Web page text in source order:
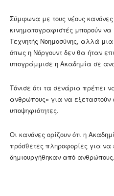
Σύμφωνα με τους νέους κανόνες
κινηματογραφιστές μπορούν
Τεχνητής Νοημοσύνης, αλλά μια
όπως η Νόργουντ δεν θα ήταν
υπογράμμισε η Ακαδημία σε
Τόνισε ότι τα σενάρια πρέπει
ανθρώπους» για να
υποψηφιότητες.
Οι κανόνες ορίζουν ότι η
πρόσθετες πληροφορίες για να
δημιουργήθηκαν από ανθρώπους.